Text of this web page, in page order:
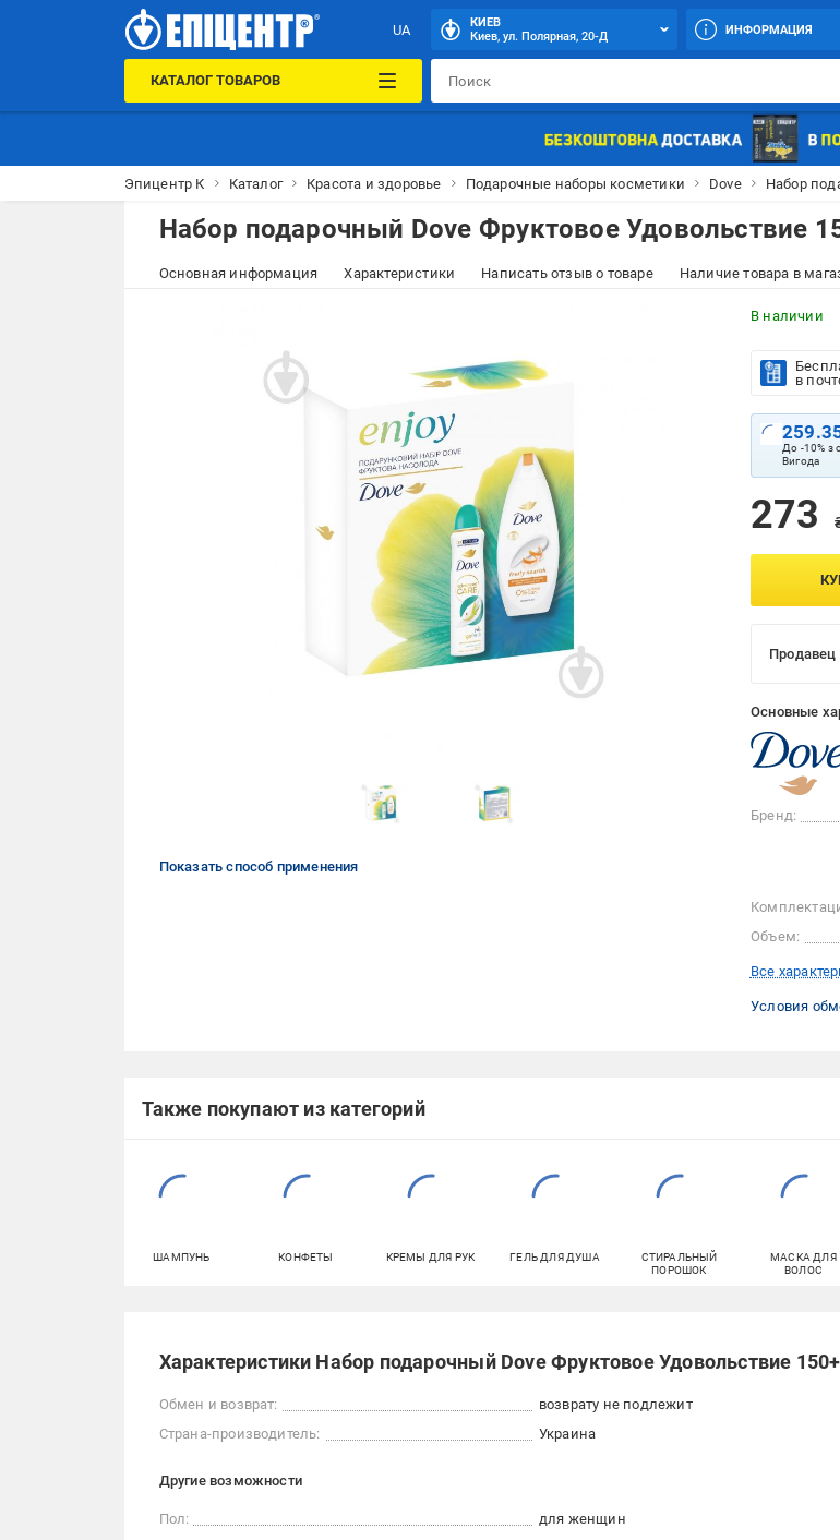
UA
КИЕВ
Киев, ул. Полярная, 20-Д
ИНФОРМАЦИЯ
КАТАЛОГ ТОВАРОВ
Эпицентр К Каталог Красота и здоровье Подарочные наборы косметики Dove Набор
Набор подарочный Dove Фруктовое Удовольствие
Основная информация Характеристики Написать отзыв о товаре Наличие товара в
Показать способ применения
В наличии
в
До -10% з
Вигода
273
Продавец
Основные
Бренд:
Объем:
Все
Условия
Также покупают из категорий
ШАМПУНЬ КОНФЕТЫ КРЕМЫ ДЛЯ РУК ГЕЛЬ ДЛЯ ДУША
СТИРАЛЬНЫЙ
ПОРОШОК
МАСКА ДЛЯ
ВОЛОС
Характеристики Набор подарочный Dove Фруктовое Удовольствие
Обмен и возврат:
возврату не подлежит
Страна-производитель:
Украина
Другие возможности
Пол: для женщин